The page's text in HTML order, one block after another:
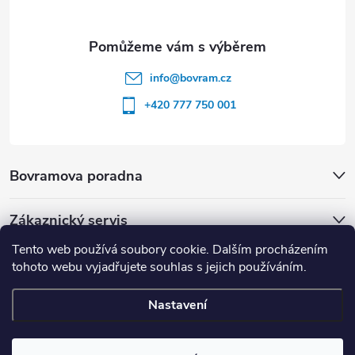
Tento web používá soubory cookie. Dalším procházením
tohoto webu vyjadřujete souhlas s jejich používáním.
Nastavení
Bovramova poradna
Zákaznický servis
info@bovram.cz
+420 777 750 001
Copyright 2026BOVRAM.cz. Všechna práva vyhrazena.